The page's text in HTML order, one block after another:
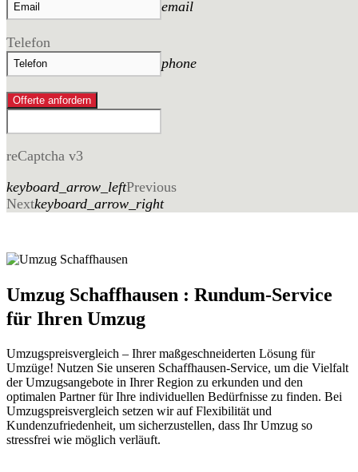
email
Telefon
phone
Offerte anfordern
reCaptcha v3
keyboard_arrow_leftPrevious
Nextkeyboard_arrow_right
Umzug Schaffhausen : Rundum-Service
für Ihren Umzug
Umzugspreisvergleich – Ihrer maßgeschneiderten Lösung für
Umzüge! Nutzen Sie unseren Schaffhausen-Service, um die Vielfalt
der Umzugsangebote in Ihrer Region zu erkunden und den
optimalen Partner für Ihre individuellen Bedürfnisse zu finden. Bei
Umzugspreisvergleich setzen wir auf Flexibilität und
Kundenzufriedenheit, um sicherzustellen, dass Ihr Umzug so
stressfrei wie möglich verläuft.